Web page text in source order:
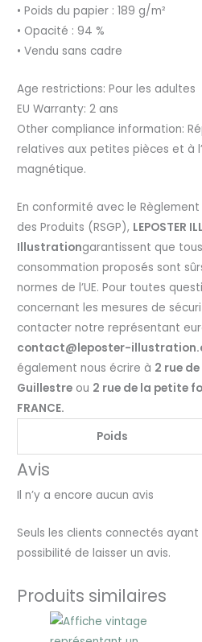
• Poids du papier : 189 g/m²
• Opacité : 94 %
• Vendu sans cadre
Age restrictions: Pour les adultes
EU Warranty: 2 ans
Other compliance information:
relatives aux petites pièces et à
magnétique.
En conformité avec le
des Produits (RSGP), LEPOSTER
Illustrationgarantissent que
consommation proposés sont
normes de l’UE. Pour toutes
concernant les mesures de
contacter notre représentant
contact@leposter-
également nous écrire à 2 rue
Guillestre ou 2 rue de la petite
FRANCE.
Poids
Avis
Il n’y a encore aucun avis
Seuls les clients connectés
possibilité de laisser un avis.
Produits similaires
Plage
de